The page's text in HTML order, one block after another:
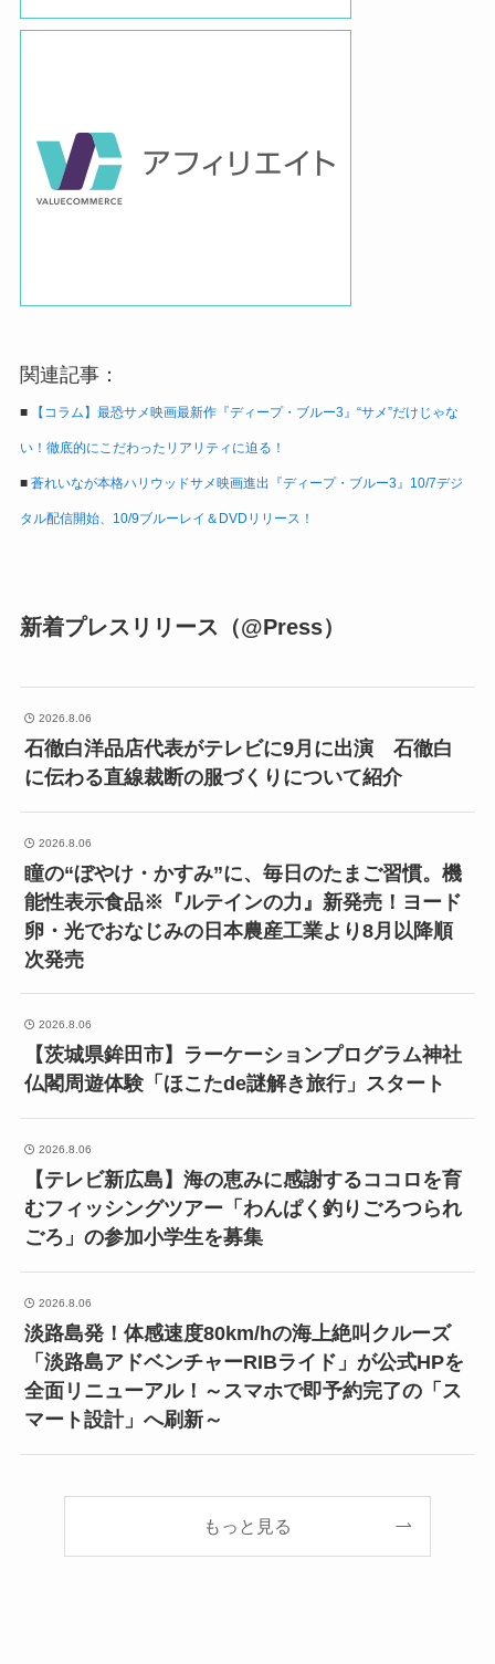
関連記事：
■ 【コラム】最恐サメ映画最新作『ディープ・ブルー3』“サメ”だけじゃな
い！徹底的にこだわったリアリティに迫る！
■ 蒼れいなが本格ハリウッドサメ映画進出『ディープ・ブルー3』10/7デジ
タル配信開始、10/9ブルーレイ＆DVDリリース！
新着プレスリリース（@Press）
2026.8.06
石徹白洋品店代表がテレビに9月に出演 石徹白
に伝わる直線裁断の服づくりについて紹介
2026.8.06
瞳の“ぼやけ・かすみ”に、毎日のたまご習慣。機
能性表示食品※『ルテインの力』新発売！ヨード
卵・光でおなじみの日本農産工業より8月以降順
次発売
2026.8.06
【茨城県鉾田市】ラーケーションプログラム神社
仏閣周遊体験「ほこたde謎解き旅行」スタート
2026.8.06
【テレビ新広島】海の恵みに感謝するココロを育
むフィッシングツアー「わんぱく釣りごろつられ
ごろ」の参加小学生を募集
2026.8.06
淡路島発！体感速度80km/hの海上絶叫クルーズ
「淡路島アドベンチャーRIBライド」が公式HPを
全面リニューアル！～スマホで即予約完了の「ス
マート設計」へ刷新～
もっと見る